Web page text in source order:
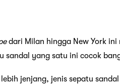
dari Milan hingga New York
sandal yang satu ini cocok
jenjang, jenis sepatu